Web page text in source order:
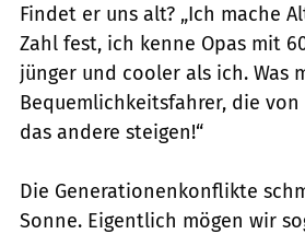
Findet er uns alt? „Ich mache
Zahl fest, ich kenne Opas mit
jünger und cooler als ich. Was
Bequemlichkeitsfahrer, die
das andere steigen!“
Die Generationenkonflikte
Sonne. Eigentlich mögen wir